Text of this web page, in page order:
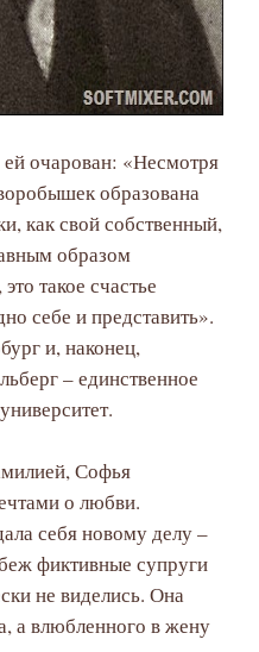
очарован: «Несмотря
образована
как свой собственный,
образом
такое счастье
себе и представить».
и, наконец,
– единственное
Софья
о любви.
себя новому делу –
фиктивные супруги
не виделись. Она
а влюбленного в жену